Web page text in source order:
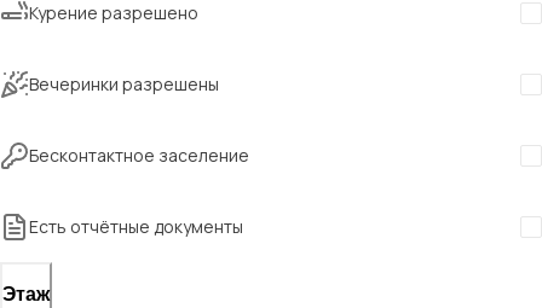
Курение разрешено
Вечеринки разрешены
Бесконтактное заселение
Есть отчётные документы
Этаж